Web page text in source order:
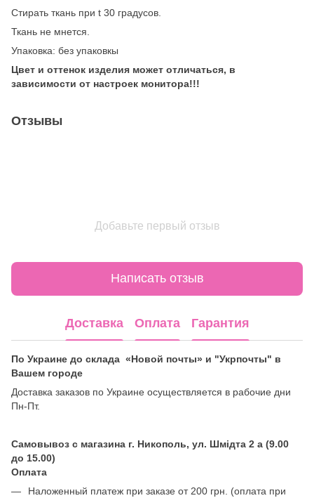
Стирать ткань при t 30 градусов.
Ткань не мнется.
Упаковка: без упаковкы
Цвет и оттенок изделия может отличаться, в
зависимости от настроек монитора!!!
Отзывы
Добавьте первый отзыв
Написать отзыв
Доставка Оплата Гарантия
По Украине до склада «Новой почты» и "Укрпочты" в
Вашем городе
Доставка заказов по Украине осуществляется в рабочие дни
Пн-Пт.
Самовывоз с магазина г. Никополь, ул. Шмідта 2 а (9.00
до 15.00)
Оплата
Наложенный платеж при заказе от 200 грн. (оплата при